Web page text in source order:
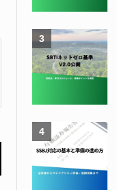
3
4